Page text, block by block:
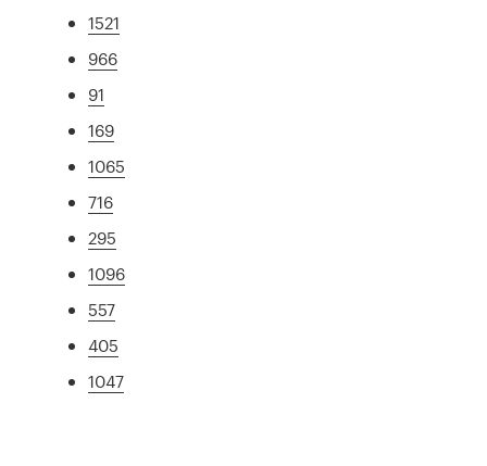
1521
966
91
169
1065
716
295
1096
557
405
1047